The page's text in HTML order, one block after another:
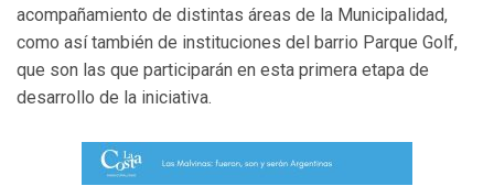
acompañamiento de distintas áreas de la Municipalidad,
como así también de instituciones del barrio Parque Golf,
que son las que participarán en esta primera etapa de
desarrollo de la iniciativa.